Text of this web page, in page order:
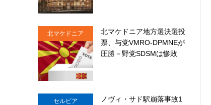
北マケドニア
北マケドニア地方選決選投
票、与党VMRO-DPMNEが
圧勝－野党SDSMは惨敗
セルビア
ノヴィ・サド駅崩落事故1